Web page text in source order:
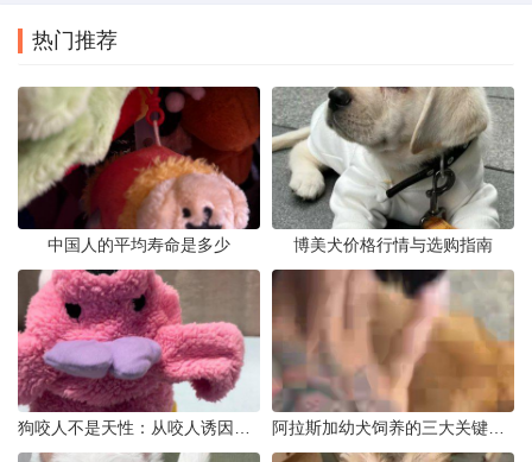
热门推荐
中国人的平均寿命是多少 博美犬价格行情与选购指南